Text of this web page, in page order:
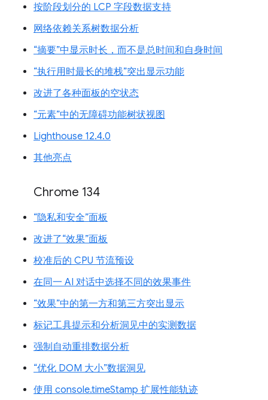
按阶段划分的 LCP 字段数据支持
网络依赖关系树数据分析
“摘要”中显示时长，而不是总时间和自身时间
“执行用时最长的堆栈”突出显示功能
改进了各种面板的空状态
“元素”中的无障碍功能树状视图
Lighthouse 12.4.0
其他亮点
Chrome 134
“隐私和安全”面板
改进了“效果”面板
校准后的 CPU 节流预设
在同一 AI 对话中选择不同的效果事件
“效果”中的第一方和第三方突出显示
标记工具提示和分析洞见中的实测数据
强制自动重排数据分析
“优化 DOM 大小”数据洞见
使用 console.timeStamp 扩展性能轨迹